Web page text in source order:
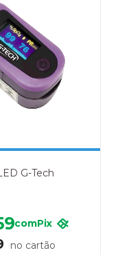
G-Tech
comPix